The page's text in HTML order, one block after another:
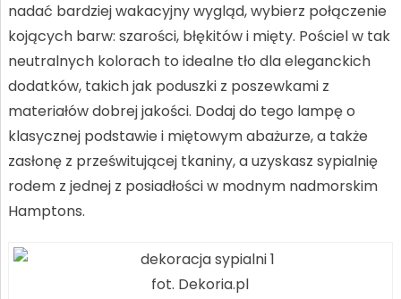
nadać bardziej wakacyjny wygląd, wybierz połączenie
kojących barw: szarości, błękitów i mięty. Pościel w tak
neutralnych kolorach to idealne tło dla eleganckich
dodatków, takich jak poduszki z poszewkami z
materiałów dobrej jakości. Dodaj do tego lampę o
klasycznej podstawie i miętowym abażurze, a także
zasłonę z prześwitującej tkaniny, a uzyskasz sypialnię
rodem z jednej z posiadłości w modnym nadmorskim
Hamptons.
fot. Dekoria.pl